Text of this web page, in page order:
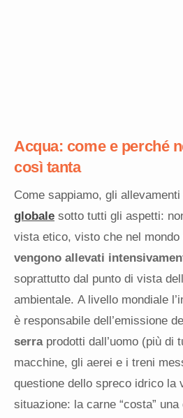
Acqua: come e perché
così tanta
Come sappiamo, gli
globale sotto tutti gli aspetti:
vista etico, visto che nel mondo
vengono allevati
soprattutto dal punto di vista
ambientale. A livello mondiale
è responsabile dell’emissione del
serra prodotti dall’uomo (più di
macchine, gli aerei e i treni
questione dello spreco idrico la
situazione: la carne “costa”